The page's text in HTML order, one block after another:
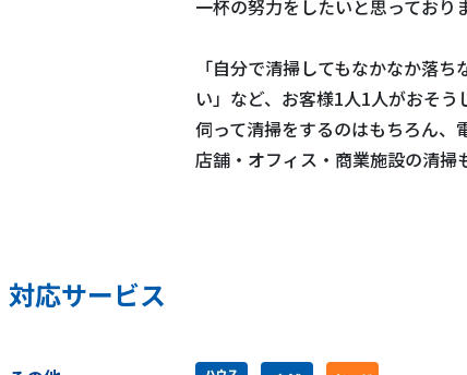
一杯の努力をしたいと思っており
「自分で清掃してもなかなか落
い」など、お客様1人1人がおそ
伺って清掃をするのはもちろん、
店舗・オフィス・商業施設の清掃
対応サービス